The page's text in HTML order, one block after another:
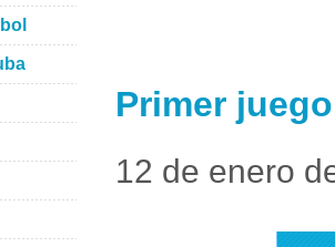
Primer
12 de enero